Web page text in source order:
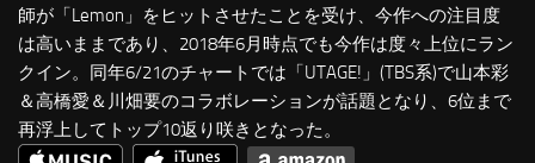
師が「Lemon」をヒットさせたことを受け、今作への注目度
は高いままであり、2018年6月時点でも今作は度々上位にラン
クイン。同年6/21のチャートでは「UTAGE!」(TBS系)で山本彩
＆高橋愛＆川畑要のコラボレーションが話題となり、6位まで
再浮上してトップ10返り咲きとなった。